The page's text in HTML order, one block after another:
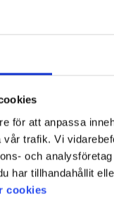
för att anpassa
trafik. Vi
och
har tillhandahållit
cookies